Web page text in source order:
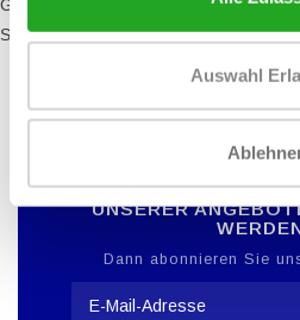
Auswahl
Gewichtsgerät: 201 kg
Stufenhöhe: 25 cm
MÖCHTEN SIE
UNSERER
Dann abonnieren Sie